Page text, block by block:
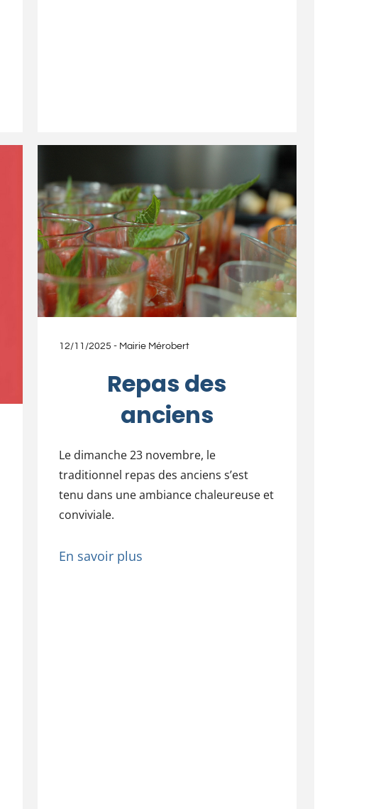
12/11/2025 - Mairie Mérobert
Repas des
anciens
Le dimanche 23 novembre, le
traditionnel repas des anciens s’est
tenu dans une ambiance chaleureuse et
conviviale.
En savoir plus